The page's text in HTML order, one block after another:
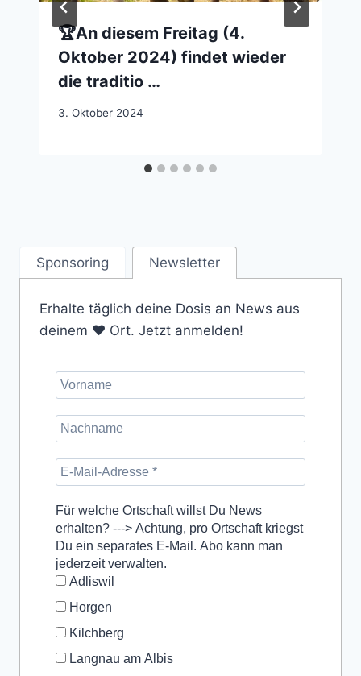
🏆An diesem Freitag (4.
Oktober 2024) findet wieder
die traditio …
3. Oktober 2024
Sponsoring Newsletter
Erhalte täglich deine Dosis an News aus
deinem ❤️ Ort. Jetzt anmelden!
Für welche Ortschaft willst Du News
erhalten? ---> Achtung, pro Ortschaft kriegst
Du ein separates E-Mail. Abo kann man
jederzeit verwalten.
Adliswil
Horgen
Kilchberg
Langnau am Albis